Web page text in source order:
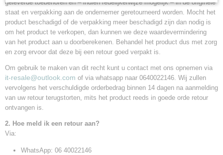
geleverde toebehoren en – indien redelijkerwijze mogelijk – in de originele
staat en verpakking aan de ondernemer geretourneerd worden. Mocht het
product beschadigd of de verpakking meer beschadigd zijn dan nodig is
om het product te verkopen, dan kunnen we deze waardevermindering
van het product aan u doorberekenen. Behandel het product dus met zorg
en zorg ervoor dat deze bij een retour goed verpakt is.
Om gebruik te maken van dit recht kunt u contact met ons opnemen via
it-resale@outlook.com of via whatsapp naar 0640022146. Wij zullen
vervolgens het verschuldigde orderbedrag binnen 14 dagen na aanmelding
van uw retour terugstorten, mits het product reeds in goede orde retour
ontvangen is.
2. Hoe meld ik een retour aan?
Via:
WhatsApp: 06 40022146